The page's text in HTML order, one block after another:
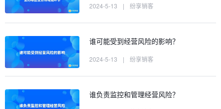
2024-5-13 | 纷享销客
谁可能受到经营风险的影响？
2024-5-13 | 纷享销客
谁负责监控和管理经营风险？